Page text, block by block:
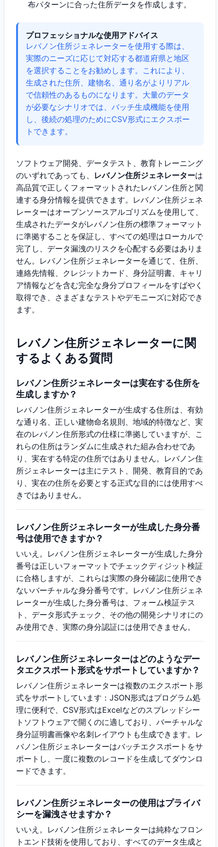
布パターンに合った住所データを作成します。
プロフェッショナルな使用アドバイス
レバノン住所ジェネレーターを使用する際は、
実際のニーズに応じて対応する都道府県と地区
を選択することをお勧めします。これにより、
生成された住所、建物名、通り名がよりリアル
で信頼性のあるものになります。大量のデータ
が必要なシナリオでは、バッチ生成機能を使用
し、後続の処理のためにCSV形式にエクスポー
トできます。
ソフトウェア開発、データテスト、教育トレーニング
のいずれであっても、 レバノン住所ジェネレーターは
高品質で正しくフォーマットされたレバノン住所と関
連する身分情報を提供できます。レバノン住所ジェネ
レーターはオープンソースアルゴリズムを使用して、
生成されたデータがレバノン住所の標準フォーマット
に準拠することを保証し、すべての処理はローカルで
完了し、データ漏洩のリスクを心配する必要はありま
せん。レバノン住所ジェネレーターを通じて、住所、
連絡先情報、クレジットカード、身分証明書、キャリ
ア情報などを含む完全な身分プロフィールをすばやく
取得でき、さまざまなテストやデモニーズに対応でき
ます。
レバノン住所ジェネレーターに関
するよくある質問
レバノン住所ジェネレーターは実在する住所を
生成しますか？
レバノン住所ジェネレーターが生成する住所は、有効
な通り名、正しい建物命名規則、地域的特徴など、実
在のレバノン住所形式の仕様に準拠していますが、こ
れらの住所はランダムに生成された組み合わせであ
り、実在する特定の住所ではありません。レバノン住
所ジェネレーターは主にテスト、開発、教育目的であ
り、実在の住所を必要とする正式な目的には使用すべ
きではありません。
レバノン住所ジェネレーターが生成した身分番
号は使用できますか？
いいえ。レバノン住所ジェネレーターが生成した身分
番号は正しいフォーマットでチェックディジット検証
に合格しますが、これらは実際の身分確認に使用でき
ないバーチャルな身分番号です。レバノン住所ジェネ
レーターが生成した身分番号は、フォーム検証テス
ト、データ形式チェック、その他の開発シナリオにの
み使用でき、実際の身分認証には使用できません。
レバノン住所ジェネレーターはどのようなデー
タエクスポート形式をサポートしていますか？
レバノン住所ジェネレーターは複数のエクスポート形
式をサポートしています：JSON形式はプログラム処
理に便利で、CSV形式はExcelなどのスプレッドシー
トソフトウェアで開くのに適しており、バーチャルな
身分証明書画像や名刺レイアウトも生成できます。レ
バノン住所ジェネレーターはバッチエクスポートをサ
ポートし、一度に複数のレコードを生成してダウンロ
ードできます。
レバノン住所ジェネレーターの使用はプライバ
シーを漏洩させますか？
いいえ。レバノン住所ジェネレーターは純粋なフロン
トエンド技術を使用しており、すべてのデータ生成と